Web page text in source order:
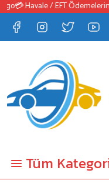
💳 Havale / EFT Ödemelerinde
Tüm